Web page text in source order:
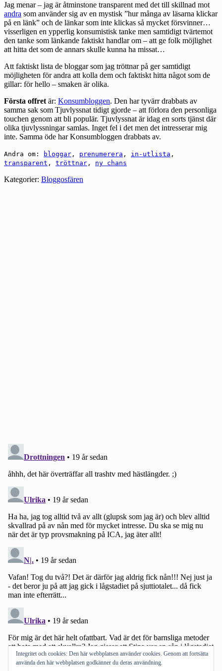
Jag menar – jag är åtminstone transparent med det till skillnad mot
andra som använder sig av en mystisk ”hur många av läsarna klickar
på en länk” och de länkar som inte klickas så mycket försvinner…
visserligen en ypperlig konsumistisk tanke men samtidigt tvärtemot
den tanke som länkande faktiskt handlar om – att ge folk möjlighet
att hitta det som de annars skulle kunna ha missat…
Att faktiskt lista de bloggar som jag tröttnar på ger samtidigt
möjligheten för andra att kolla dem och faktiskt hitta något som de
gillar: för hello – smaken är olika.
Första offretär: Konsumbloggen. Den har tyvärr drabbats av
samma sak som Tjuvlyssnat tidigt gjorde – att förlora den personliga
touchen genom att bli populär. Tjuvlyssnat är idag en sorts tjänst där
olika tjuvlyssningar samlas. Inget fel i det men det intresserar mig
inte. Samma öde har Konsumbloggen drabbats av.
Andra om: bloggar , prenumerera , in-utlista ,
transparent , tröttnar , ny chans
Kategorier: Bloggosfären
Integritet och cookies: Den här webbplatsen använder cookies. Genom att fortsätta
använda den här webbplatsen godkänner du deras användning.